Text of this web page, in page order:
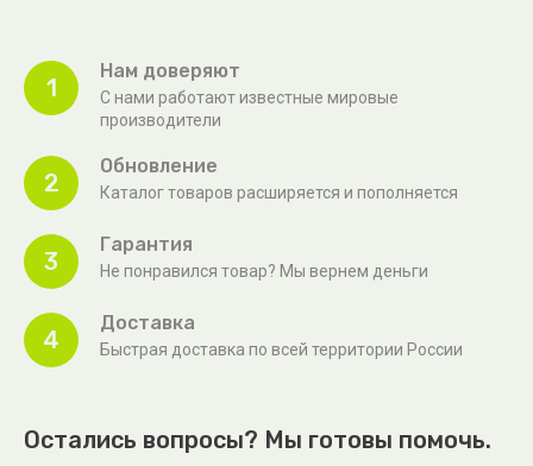
1
Нам доверяют
С нами работают известные мировые
производители
2
Обновление
Каталог товаров расширяется и пополняется
3
Гарантия
Не понравился товар? Мы вернем деньги
4
Доставка
Быстрая доставка по всей территории России
Остались вопросы? Мы готовы помочь.